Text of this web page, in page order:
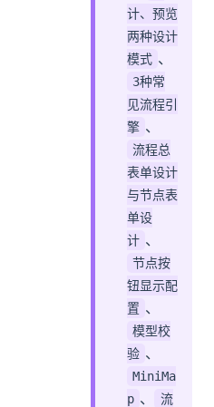
计、预览
两种设计
模式 、
3种常
见流程引
擎 、
流程总
表单设计
与节点表
单设
计 、
节点按
钮显示配
置 、
模型校
验 、
MiniMa
p 、
流